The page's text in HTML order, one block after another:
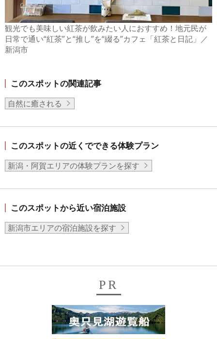
観光でも美味しい紅茶が飲みたい人におすすめ！地元民が
日常で通い“紅茶”と“推し”を“綴る”カフェ「紅茶と日記」／
新潟市
このスポットの関連記事
自然に癒される
このスポットの近くでできる体験プラン
新潟・阿賀エリアの体験プランを探す
このスポットから近い宿泊施設
新潟市エリアの宿泊施設を探す
PR